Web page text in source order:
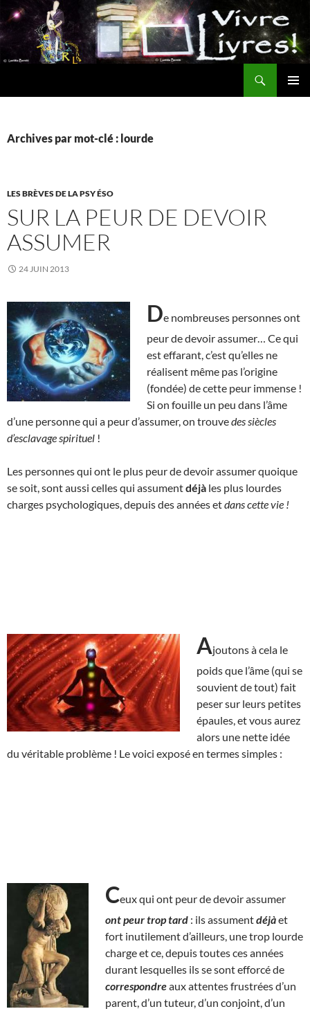
Aller
au
contenu
Archives par mot-clé : lourde
LES BRÈVES DE LA PSY ÉSO
SUR LA PEUR DE DEVOIR
ASSUMER
24 JUIN 2013
De nombreuses personnes ont
peur de devoir assumer… Ce qui
est effarant, c’est qu’elles ne
réalisent même pas l’origine
(fondée) de cette peur immense !
Si on fouille un peu dans l’âme
d’une personne qui a peur d’assumer, on trouvedes siècles
d’esclavage spirituel !
Les personnes qui ont le plus peur de devoir assumer quoique
se soit, sont aussi celles qui assumentdéjà les plus lourdes
charges psychologiques, depuis des années etdans cette vie !
Ajoutons à cela le
poids que l’âme (qui se
souvient de tout) fait
peser sur leurs petites
épaules, et vous aurez
alors une nette idée
du véritable problème ! Le voici exposé en termes simples :
Ceux qui ont peur de devoir assumer
ont peurtrop tard : ils assumentdéjàet
fort inutilement d’ailleurs, une trop lourde
charge et ce, depuis toutes ces années
durant lesquelles ils se sont efforcé de
correspondreaux attentes frustrées d’un
parent, d’un tuteur, d’un conjoint, d’un